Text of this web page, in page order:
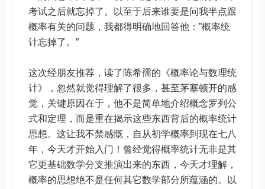
考试之后就忘掉了。以至于后来谁要是问我半点跟
概率有关的问题，我都得明确地回答他：”概率统
计忘掉了。”
这次经朋友推荐，读了陈希孺的《概率论与数理统
计》，忽然就觉得理解了很多，甚至茅塞顿开的感
觉，关键原因在于，他不是简单地介绍概念罗列公
式和定理，而是重在揭示这些东西背后的概率统计
思想。这让我不禁感慨，自从初学概率到现在七八
年，今天才开始入门！曾经觉得概率统计无非是其
它更基础数学分支推演出来的东西，今天才理解，
概率的思想绝不是任何其它数学部分所蕴涵的。以